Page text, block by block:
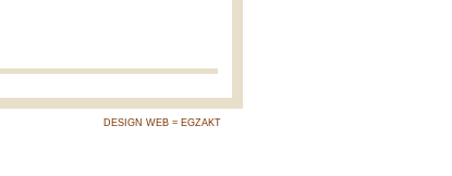
DESIGN WEB = EGZAKT